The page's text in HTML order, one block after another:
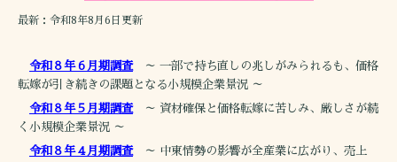
最新：令和8年8月6日更新
令和８年６月期調査～ 一部で持ち直しの兆しがみられるも、価格
転嫁が引き続きの課題となる小規模企業景況 ～
令和８年５月期調査～ 資材確保と価格転嫁に苦しみ、厳しさが続
く小規模企業景況 ～
令和８年４月期調査～ 中東情勢の影響が全産業に広がり、売上